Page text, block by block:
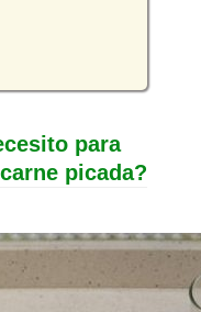
para
picada?